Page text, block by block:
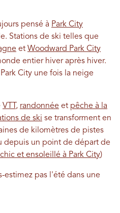
pensé à Park City
Stations de ski telles que
et Woodward Park City
entier hiver après hiver.
City une fois la neige
VTT , randonnée et pêche à la
de ski se transforment en
de kilomètres de pistes
depuis un point de départ de
et ensoleillé à Park City)
estimez pas l'été dans une